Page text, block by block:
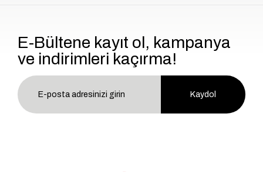
E-Bültene kayıt ol, kampanya
ve indirimleri kaçırma!
Kaydol